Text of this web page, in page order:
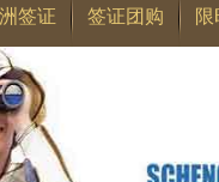
签证 签证团购